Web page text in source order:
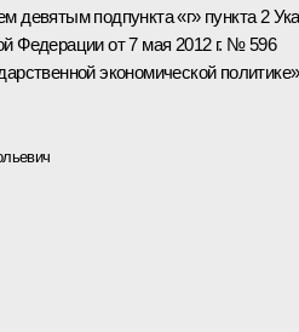
девятым подпункта «г» пункта 2
Федерации от 7 мая 2012 г. № 596
экономической